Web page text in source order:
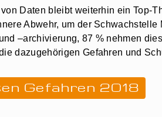
Daten bleibt weiterhin ein Top-
Abwehr, um der
–archivierung, 87 % nehmen
dazugehörigen Gefahren und
Gefahren 2018